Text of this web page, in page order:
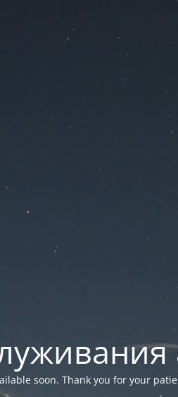
soon. Thank you for your